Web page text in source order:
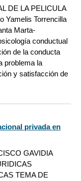
DE LA PELICULA
Yamelis Torrencilla
Marta-
conductual
de la conducta
problema la
y satisfacción de
privada en
GAVIDIA
TEMA DE